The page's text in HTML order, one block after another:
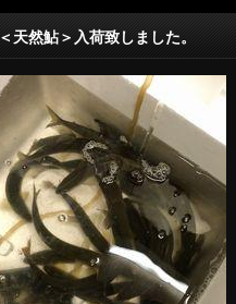
＜天然鮎＞入荷致しました。